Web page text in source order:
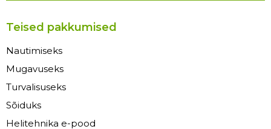
Teised pakkumised
Nautimiseks
Mugavuseks
Turvalisuseks
Sõiduks
Helitehnika e-pood